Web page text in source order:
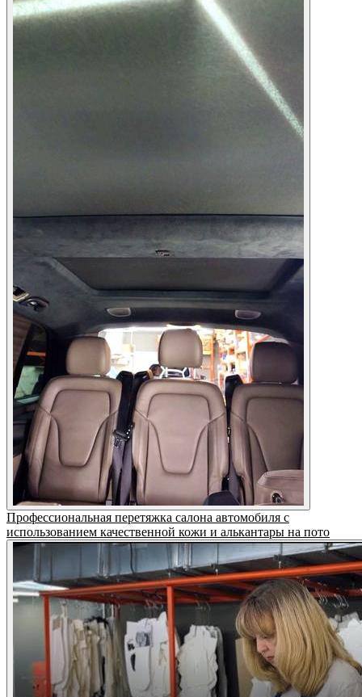
Профессиональная перетяжка салона автомобиля с
использованием качественной кожи и алькантары на пото